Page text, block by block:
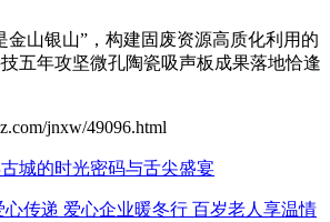
金山银山”，构建固废资源高质化利用的
五年攻坚微孔陶瓷吸声板成果落地恰逢
jnxw/49096.html
城的时光密码与舌尖盛宴
心传递 爱心企业暖冬行 百岁老人享温情